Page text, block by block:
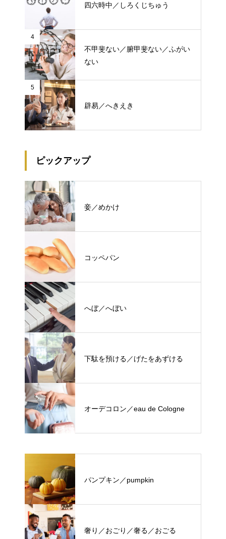
四六時中／しろくじちゅう
4
不甲斐ない／腑甲斐ない／ふがい
ない
5
辟易／へきえき
ピックアップ
妾／めかけ
コッペパン
へぼ／へぼい
下駄を預ける／げたをあずける
オーデコロン／eau de Cologne
パンプキン／pumpkin
奢り／おごり／奢る／おごる